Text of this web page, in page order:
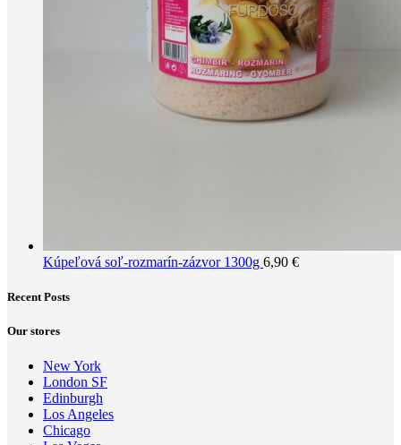
Kúpeľová soľ-rozmarín-zázvor 1300g 6,90 €
Recent Posts
Our stores
New York
London SF
Edinburgh
Los Angeles
Chicago